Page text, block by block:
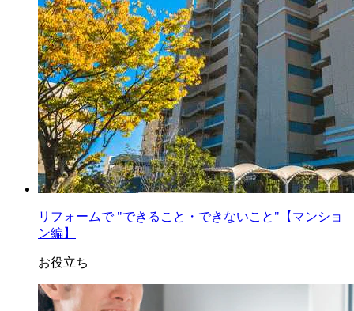
リフォームで "できること・できないこと"【マンショ
ン編】
お役立ち